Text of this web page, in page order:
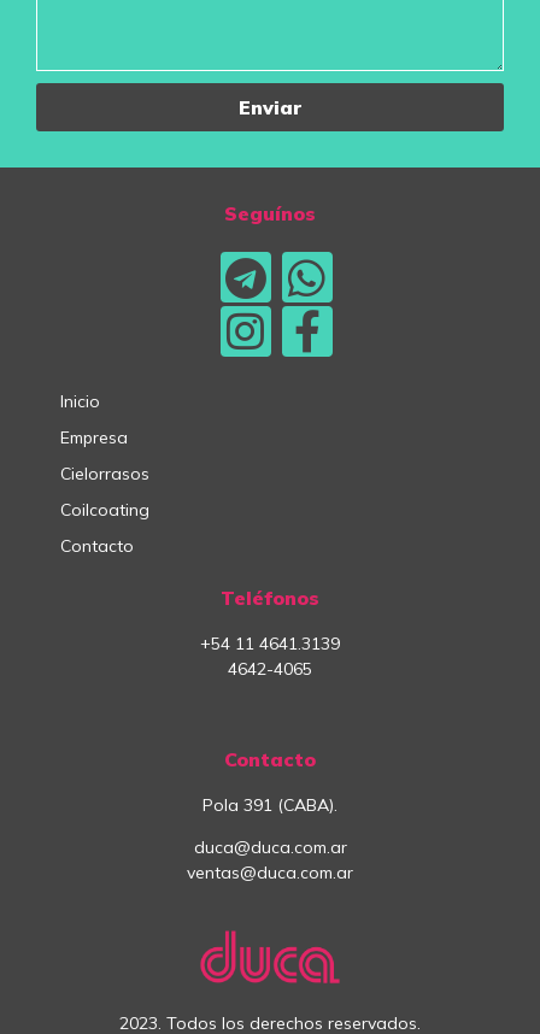
Enviar
2023. Todos los derechos reservados.
Contacto
Pola 391 (CABA).
duca@duca.com.ar
ventas@duca.com.ar
Teléfonos
+54 11 4641.3139
4642-4065
Inicio
Empresa
Cielorrasos
Coilcoating
Contacto
Seguínos